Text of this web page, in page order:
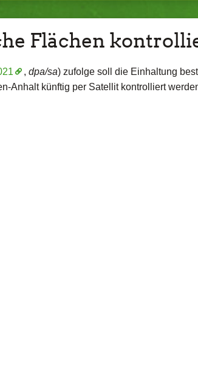
Flächen
, dpa/sa) zufolge soll die Einhaltung
Anhalt künftig per Satellit kontrolliert